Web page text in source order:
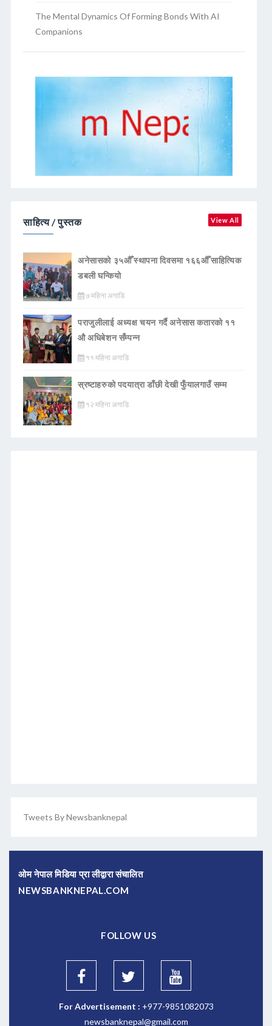
The Mental Dynamics Of Forming Bonds With AI
Companions
साहित्य / पुस्तक View All
अनेसासको ३५औँ स्थापना दिवसमा १६६औँ साहित्यिक
डबली घन्कियाे
७ महिना अगाडि
पराजुलीलाई अध्यक्ष चयन गर्दै अनेसास कतारको ११
औ अधिबेशन सँम्पन्न
११ महिना अगाडि
स्रष्टाहरुको पदयात्रा डाँछी देखी फुँयालगाउँ सम्म
१२ महिना अगाडि
Tweets By Newsbanknepal
ओम नेपाल मिडिया प्रा लीद्वारा संचालित
NEWSBANKNEPAL.COM
FOLLOW US
For Advertisement : +977-9851082073
newsbanknepal@gmail.com